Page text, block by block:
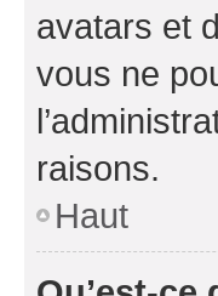
avatars et
vous ne
raisons.
Haut